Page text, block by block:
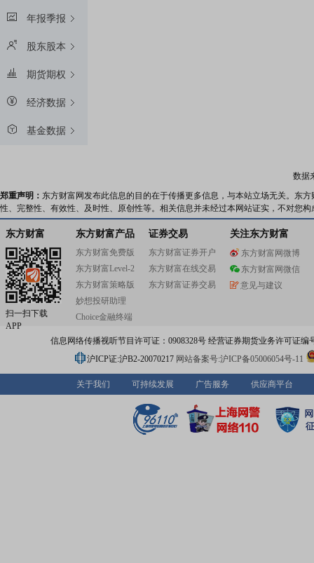
年报季报
股东股本
期货期权
经济数据
基金数据
数据
郑重声明： 东方财富网发布此信息的目的在于传播更多信息，与本站立场无关。东
性、完整性、有效性、及时性、原创性等。相关信息并未经过本网站证实，不对您
东方财富
扫一扫下载
APP
东方财富产品
东方财富免费版
东方财富Level-2
东方财富策略版
妙想投研助理
Choice金融终端
证券交易
东方财富证券开户
东方财富在线交易
东方财富证券交易
关注东方财富
东方财富网微博
东方财富网微信
意见与建议
信息网络传播视听节目许可证：0908328号 经营证券期货业务许可证编
沪ICP证:沪B2-20070217 网站备案号:沪ICP备05006054号-11
关于我们 可持续发展 广告服务 供应商平台